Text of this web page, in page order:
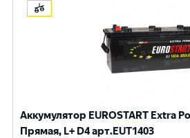
Аккумулятор EUROSTART Extra
Прямая, L+ D4 арт.EUT1403